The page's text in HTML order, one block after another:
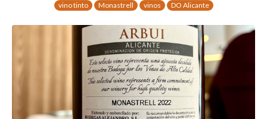
vino tinto Monastrell vinos DO Alicante